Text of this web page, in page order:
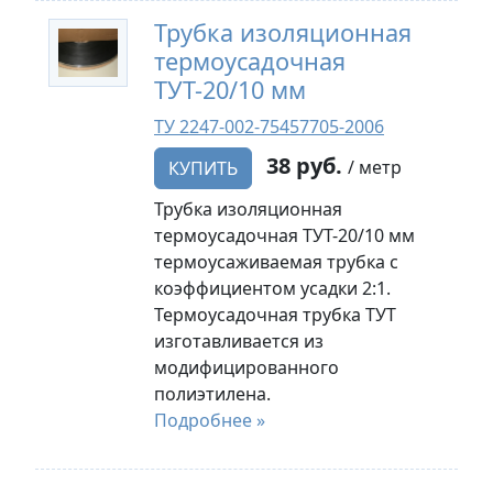
Трубка изоляционная
термоусадочная
ТУТ-20/10 мм
ТУ 2247-002-75457705-2006
КУПИТЬ
38 руб. / метр
Трубка изоляционная
термоусадочная ТУТ-20/10 мм
термоусаживаемая трубка с
коэффициентом усадки 2:1.
Термоусадочная трубка ТУТ
изготавливается из
модифицированного
полиэтилена.
Подробнее »